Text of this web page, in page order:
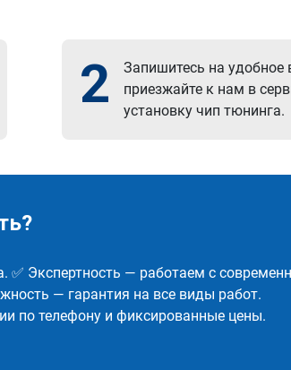
2
Запишитесь на удобное
приезжайте к нам в
установку чип тюнинга.
✅ Экспертность — работаем с
— гарантия на все виды работ.
по телефону и фиксированные цены.